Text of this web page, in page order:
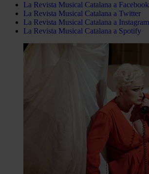
La Revista Musical Catalana a Facebook
La Revista Musical Catalana a Twitter
La Revista Musical Catalana a Instagram
La Revista Musical Catalana a Spotify